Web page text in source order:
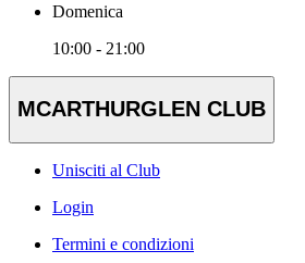
Domenica
10:00 - 21:00
MCARTHURGLEN CLUB
Unisciti al Club
Login
Termini e condizioni